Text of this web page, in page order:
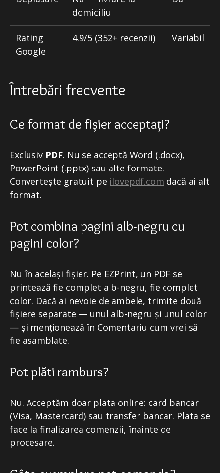
domiciliu
Rating
Google
4.9/5 (352+ recenzii) Variabil
Întrebări frecvente
Ce format de fișier acceptați?
Exclusiv PDF. Nu se acceptă Word (.docx),
PowerPoint (.pptx) sau alte formate.
Convertește gratuit pe ilovepdf.com dacă ai alt
format.
Pot combina pagini alb-negru cu
pagini color?
Nu în același fișier. Pe EZPrint, un PDF se
printează fie complet alb-negru, fie complet
color. Dacă ai nevoie de ambele, trimite două
fișiere separate — unul alb-negru și unul color
— și menționează în Comentariu cum vrei să
fie asamblate.
Pot plăti ramburs?
Nu. Acceptăm doar plata online: card bancar
(Visa, Mastercard) sau transfer bancar. Plata se
face la finalizarea comenzii, înainte de
procesare.